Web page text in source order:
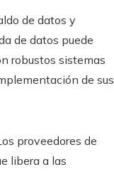
de datos y
de datos puede
robustos sistemas
de sus
proveedores de
libera a las